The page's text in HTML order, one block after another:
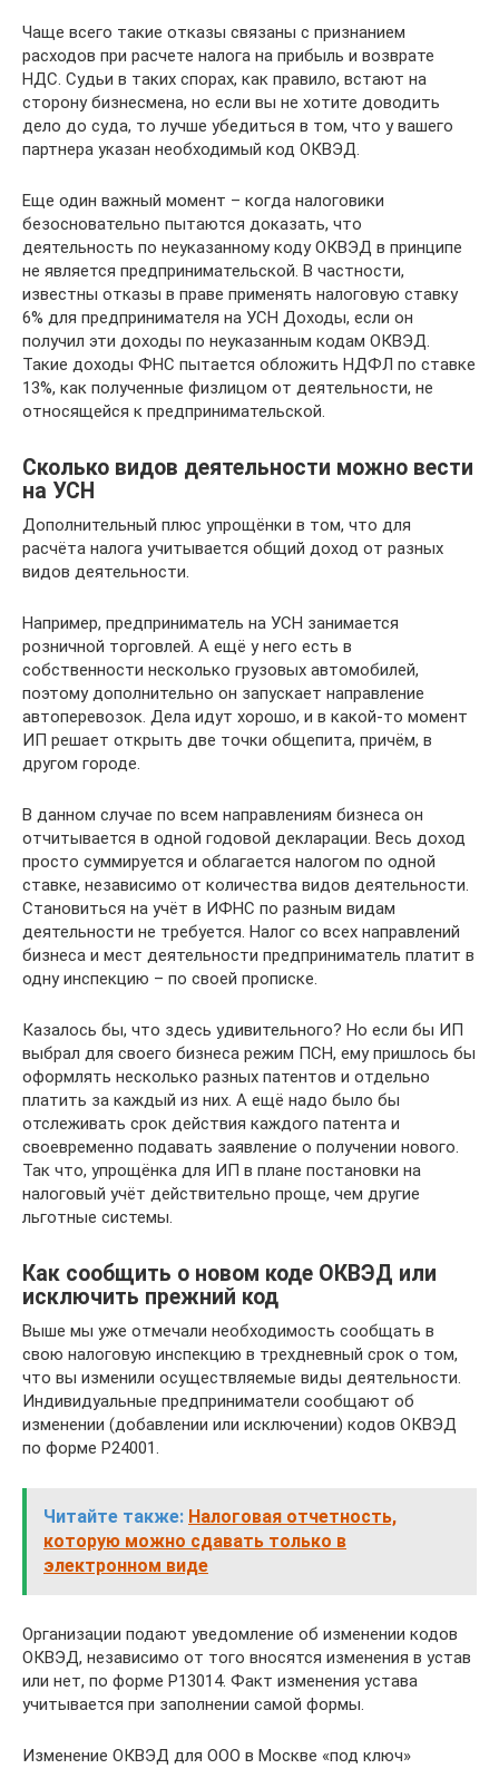
Чаще всего такие отказы связаны с признанием
расходов при расчете налога на прибыль и возврате
НДС. Судьи в таких спорах, как правило, встают на
сторону бизнесмена, но если вы не хотите доводить
дело до суда, то лучше убедиться в том, что у вашего
партнера указан необходимый код ОКВЭД.
Еще один важный момент – когда налоговики
безосновательно пытаются доказать, что
деятельность по неуказанному коду ОКВЭД в принципе
не является предпринимательской. В частности,
известны отказы в праве применять налоговую ставку
6% для предпринимателя на УСН Доходы, если он
получил эти доходы по неуказанным кодам ОКВЭД.
Такие доходы ФНС пытается обложить НДФЛ по ставке
13%, как полученные физлицом от деятельности, не
относящейся к предпринимательской.
Сколько видов деятельности можно вести
на УСН
Дополнительный плюс упрощёнки в том, что для
расчёта налога учитывается общий доход от разных
видов деятельности.
Например, предприниматель на УСН занимается
розничной торговлей. А ещё у него есть в
собственности несколько грузовых автомобилей,
поэтому дополнительно он запускает направление
автоперевозок. Дела идут хорошо, и в какой-то момент
ИП решает открыть две точки общепита, причём, в
другом городе.
В данном случае по всем направлениям бизнеса он
отчитывается в одной годовой декларации. Весь доход
просто суммируется и облагается налогом по одной
ставке, независимо от количества видов деятельности.
Становиться на учёт в ИФНС по разным видам
деятельности не требуется. Налог со всех направлений
бизнеса и мест деятельности предприниматель платит в
одну инспекцию – по своей прописке.
Казалось бы, что здесь удивительного? Но если бы ИП
выбрал для своего бизнеса режим ПСН, ему пришлось бы
оформлять несколько разных патентов и отдельно
платить за каждый из них. А ещё надо было бы
отслеживать срок действия каждого патента и
своевременно подавать заявление о получении нового.
Так что, упрощёнка для ИП в плане постановки на
налоговый учёт действительно проще, чем другие
льготные системы.
Как сообщить о новом коде ОКВЭД или
исключить прежний код
Выше мы уже отмечали необходимость сообщать в
свою налоговую инспекцию в трехдневный срок о том,
что вы изменили осуществляемые виды деятельности.
Индивидуальные предприниматели сообщают об
изменении (добавлении или исключении) кодов ОКВЭД
по форме Р24001.
Читайте также: Налоговая отчетность,
которую можно сдавать только в
электронном виде
Организации подают уведомление об изменении кодов
ОКВЭД, независимо от того вносятся изменения в устав
или нет, по форме Р13014. Факт изменения устава
учитывается при заполнении самой формы.
Изменение ОКВЭД для ООО в Москве «под ключ»